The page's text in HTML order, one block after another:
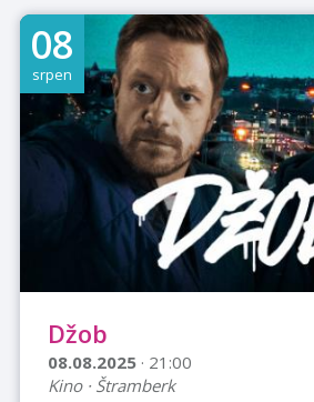
návštěvníkům. Letos se prohlídky
nákladních automobilů Tatra, ale
osobních automobilů Tatra. Každá
jedinečná – každý z průvodců ji
Prohlídky jsou součástí projektu
krása“, který propojuje unikátní
severní Moravy a Slezska. 28/07/
Victorii Laurou Pe ...
08
srpen
Džob
08.08.2025 · 21:00
Kino · Štramberk